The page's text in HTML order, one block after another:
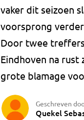
vaker dit seizoen
voorsprong
Door twee
Eindhoven na rust
grote blamage
Geschreven
Quekel